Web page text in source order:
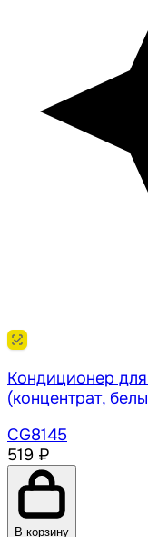
Кондиционер
(концентрат,
CG8145
519 ₽
В корзину